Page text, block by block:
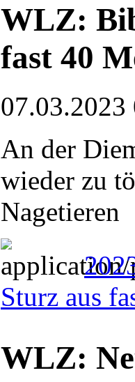
WLZ:
fast 40
07.03.2023
An der
wieder zu
Nagetieren
Sturz aus
WLZ: